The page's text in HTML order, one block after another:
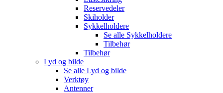
Reservedeler
Skiholder
Sykkelholdere
Se alle Sykkelholdere
Tilbehør
Tilbehør
Lyd og bilde
Se alle Lyd og bilde
Verktøy
Antenner